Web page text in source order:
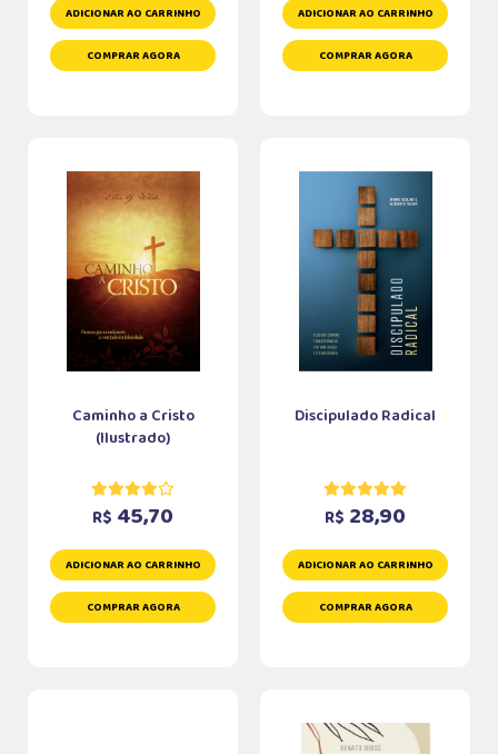
ADICIONAR AO CARRINHO
COMPRAR AGORA
ADICIONAR AO CARRINHO
COMPRAR AGORA
Caminho a Cristo
(Ilustrado)
R$ 45,70
ADICIONAR AO CARRINHO
COMPRAR AGORA
Discipulado Radical
R$ 28,90
ADICIONAR AO CARRINHO
COMPRAR AGORA